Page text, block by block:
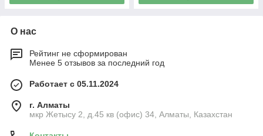
О нас
Рейтинг не сформирован
Менее 5 отзывов за последний год
Работает с 05.11.2024
г. Алматы
мкр Жетысу 2, д.45 кв (офис) 34, Алматы, Казахстан